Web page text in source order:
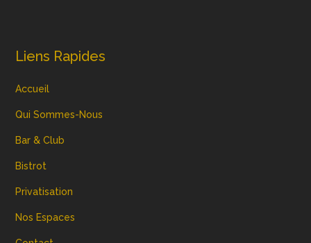
Liens Rapides
Accueil
Qui Sommes-Nous
Bar & Club
Bistrot
Privatisation
Nos Espaces